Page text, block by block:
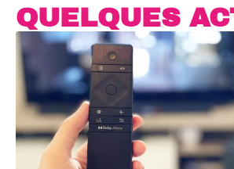
QUELQUES